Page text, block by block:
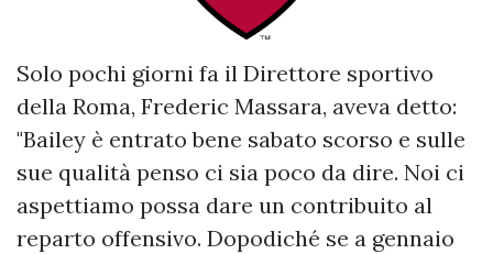
Solo pochi giorni fa il Direttore sportivo
della Roma, Frederic Massara, aveva detto:
"Bailey è entrato bene sabato scorso e sulle
sue qualità penso ci sia poco da dire. Noi ci
aspettiamo possa dare un contribuito al
reparto offensivo. Dopodiché se a gennaio